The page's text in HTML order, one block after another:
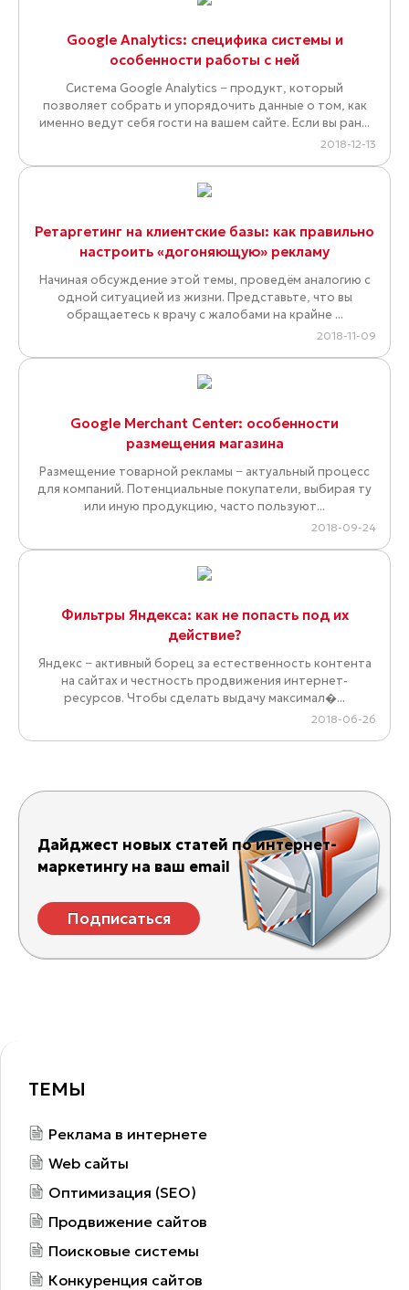
Google Analytics: специфика системы и
особенности работы с ней
Система Google Analytics − продукт, который
позволяет собрать и упорядочить данные о том, как
именно ведут себя гости на вашем сайте. Если вы ран...
2018-12-13
Ретаргетинг на клиентские базы: как правильно
настроить «догоняющую» рекламу
Начиная обсуждение этой темы, проведём аналогию с
одной ситуацией из жизни. Представьте, что вы
обращаетесь к врачу с жалобами на крайне ...
2018-11-09
Google Merchant Center: особенности
размещения магазина
Размещение товарной рекламы − актуальный процесс
для компаний. Потенциальные покупатели, выбирая ту
или иную продукцию, часто пользуют...
2018-09-24
Фильтры Яндекса: как не попасть под их
действие?
Яндекс − активный борец за естественность контента
на сайтах и честность продвижения интернет-
ресурсов. Чтобы сделать выдачу максимал�...
2018-06-26
Дайджест новых статей по интернет-
маркетингу на ваш email
Подписаться
ТЕМЫ
Реклама в интернете
Web сайты
Оптимизация (SEO)
Продвижение сайтов
Поисковые системы
Конкуренция сайтов